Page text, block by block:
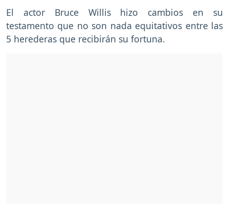
El actor Bruce Willis hizo cambios en su
testamento que no son nada equitativos entre las
5 herederas que recibirán su fortuna.